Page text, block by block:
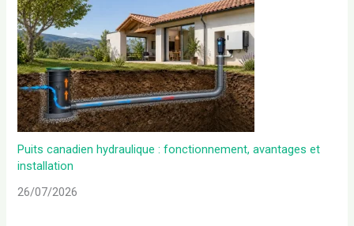
Puits canadien hydraulique : fonctionnement, avantages et
installation
26/07/2026